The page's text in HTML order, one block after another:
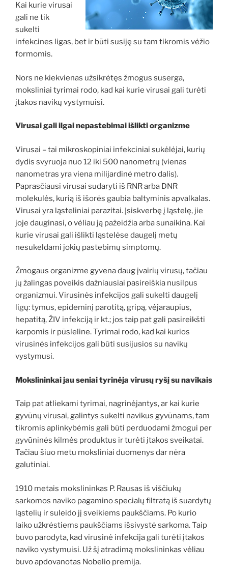
Kai kurie virusai
gali ne tik
sukelti
infekcines ligas, bet ir būti susiję su tam tikromis vėžio
formomis.
Nors ne kiekvienas užsikrėtęs žmogus suserga,
moksliniai tyrimai rodo, kad kai kurie virusai gali turėti
įtakos navikų vystymuisi.
Virusai gali ilgai nepastebimai išlikti organizme
Virusai – tai mikroskopiniai infekciniai sukėlėjai, kurių
dydis svyruoja nuo 12 iki 500 nanometrų (vienas
nanometras yra viena milijardinė metro dalis).
Paprasčiausi virusai sudaryti iš RNR arba DNR
molekulės, kurią iš išorės gaubia baltyminis apvalkalas.
Virusai yra ląsteliniai parazitai. Įsiskverbę į ląstelę, jie
joje dauginasi, o vėliau ją pažeidžia arba sunaikina. Kai
kurie virusai gali išlikti ląstelėse daugelį metų
nesukeldami jokių pastebimų simptomų.
Žmogaus organizme gyvena daug įvairių virusų, tačiau
jų žalingas poveikis dažniausiai pasireiškia nusilpus
organizmui. Virusinės infekcijos gali sukelti daugelį
ligų: tymus, epideminį parotitą, gripą, vėjaraupius,
hepatitą, ŽIV infekciją ir kt.; jos taip pat gali pasireikšti
karpomis ir pūsleline. Tyrimai rodo, kad kai kurios
virusinės infekcijos gali būti susijusios su navikų
vystymusi.
Mokslininkai jau seniai tyrinėja virusų ryšį su navikais
Taip pat atliekami tyrimai, nagrinėjantys, ar kai kurie
gyvūnų virusai, galintys sukelti navikus gyvūnams, tam
tikromis aplinkybėmis gali būti perduodami žmogui per
gyvūninės kilmės produktus ir turėti įtakos sveikatai.
Tačiau šiuo metu moksliniai duomenys dar nėra
galutiniai.
1910 metais mokslininkas P. Rausas iš viščiukų
sarkomos naviko pagamino specialų filtratą iš suardytų
ląstelių ir suleido jį sveikiems paukščiams. Po kurio
laiko užkrėstiems paukščiams išsivystė sarkoma. Taip
buvo parodyta, kad virusinė infekcija gali turėti įtakos
naviko vystymuisi. Už šį atradimą mokslininkas vėliau
buvo apdovanotas Nobelio premija.